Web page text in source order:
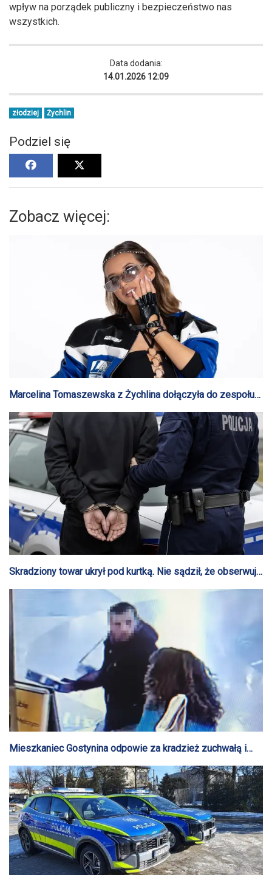
wpływ na porządek publiczny i bezpieczeństwo nas
wszystkich.
Data dodania:
14.01.2026 12:09
złodziej Żychlin
Podziel się
Zobacz więcej:
Marcelina Tomaszewska z Żychlina dołączyła do zespołu
Top Girls
Skradziony towar ukrył pod kurtką. Nie sądził, że obserwuje
go policjant
Mieszkaniec Gostynina odpowie za kradzież zuchwałą i
posiadanie narkotyków